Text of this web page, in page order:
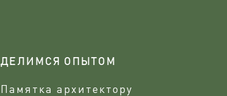
ДЕЛИМСЯ ОПЫТОМ
Памятка архитектору